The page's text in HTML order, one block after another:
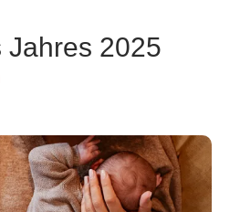
Jahres 2025